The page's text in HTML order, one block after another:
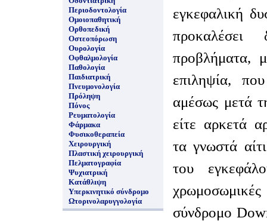
Περιοδοντολογία
Ομοιοπαθητική
Ορθοπεδική
Οστεοπόρωση
Ουρολογία
Οφθαλμολογία
Παθολογία
Παιδιατρική
Πνευμονολογία
Πρόληψη
Πόνος
Ρευματολογία
Φάρμακα
Φυσικοθεραπεία
Χειρουργική
Πλαστική χειρουργική
Πελματογραφία
Ψυχιατρική
Κατάθλιψη
Υπερκινητικό σύνδρομο
Ωτορινολαρυγγολογία
εγκεφαλική
προκαλέσει
προβλήματα,
επιληψία,
αμέσως μετά
είτε αρκετά
τα γνωστά
του
σύνδρομο